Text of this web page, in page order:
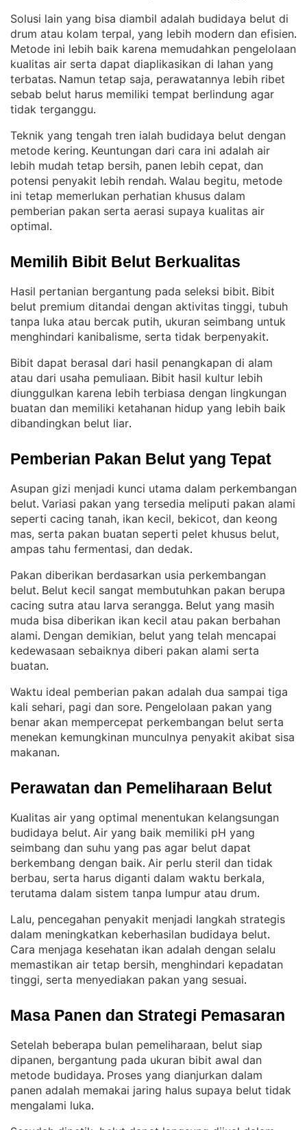
Solusi lain yang bisa diambil adalah budidaya belut di
drum atau kolam terpal, yang lebih modern dan efisien
Metode ini lebih baik karena memudahkan pengelolaan
kualitas air serta dapat diaplikasikan di lahan yang
terbatas. Namun tetap saja, perawatannya lebih ribet
sebab belut harus memiliki tempat berlindung agar
tidak terganggu.
Teknik yang tengah tren ialah budidaya belut dengan
metode kering. Keuntungan dari cara ini adalah air
lebih mudah tetap bersih, panen lebih cepat, dan
potensi penyakit lebih rendah. Walau begitu, metode
ini tetap memerlukan perhatian khusus dalam
pemberian pakan serta aerasi supaya kualitas air
optimal.
Memilih Bibit Belut Berkualitas
Hasil pertanian bergantung pada seleksi bibit. Bibit
belut premium ditandai dengan aktivitas tinggi, tubuh
tanpa luka atau bercak putih, ukuran seimbang untuk
menghindari kanibalisme, serta tidak berpenyakit.
Bibit dapat berasal dari hasil penangkapan di alam
atau dari usaha pemuliaan. Bibit hasil kultur lebih
diunggulkan karena lebih terbiasa dengan lingkungan
buatan dan memiliki ketahanan hidup yang lebih baik
dibandingkan belut liar.
Pemberian Pakan Belut yang Tepat
Asupan gizi menjadi kunci utama dalam perkembangan
belut. Variasi pakan yang tersedia meliputi pakan alami
seperti cacing tanah, ikan kecil, bekicot, dan keong
mas, serta pakan buatan seperti pelet khusus belut,
ampas tahu fermentasi, dan dedak.
Pakan diberikan berdasarkan usia perkembangan
belut. Belut kecil sangat membutuhkan pakan berupa
cacing sutra atau larva serangga. Belut yang masih
muda bisa diberikan ikan kecil atau pakan berbahan
alami. Dengan demikian, belut yang telah mencapai
kedewasaan sebaiknya diberi pakan alami serta
buatan.
Waktu ideal pemberian pakan adalah dua sampai tiga
kali sehari, pagi dan sore. Pengelolaan pakan yang
benar akan mempercepat perkembangan belut serta
menekan kemungkinan munculnya penyakit akibat sisa
makanan.
Perawatan dan Pemeliharaan Belut
Kualitas air yang optimal menentukan kelangsungan
budidaya belut. Air yang baik memiliki pH yang
seimbang dan suhu yang pas agar belut dapat
berkembang dengan baik. Air perlu steril dan tidak
berbau, serta harus diganti dalam waktu berkala,
terutama dalam sistem tanpa lumpur atau drum.
Lalu, pencegahan penyakit menjadi langkah strategis
dalam meningkatkan keberhasilan budidaya belut
Cara menjaga kesehatan ikan adalah dengan selalu
memastikan air tetap bersih, menghindari kepadatan
tinggi, serta menyediakan pakan yang sesuai.
Masa Panen dan Strategi Pemasaran
Setelah beberapa bulan pemeliharaan, belut siap
dipanen, bergantung pada ukuran bibit awal dan
metode budidaya. Proses yang dianjurkan dalam
panen adalah memakai jaring halus supaya belut tidak
mengalami luka.